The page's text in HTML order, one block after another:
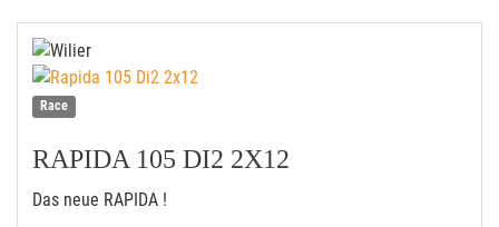
Race
RAPIDA 105 DI2 2X12
Das neue RAPIDA !